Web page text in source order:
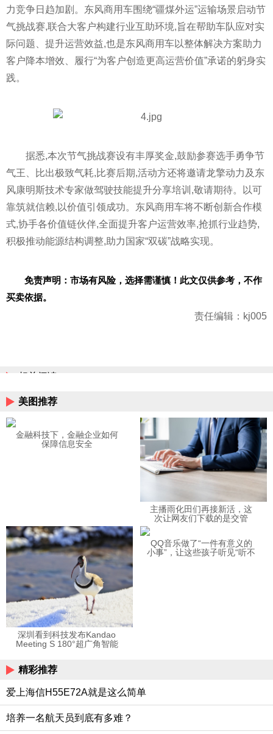
力竞争日趋加剧。东风商用车围绕“疆煤外运”运输场景启动节
气挑战赛,联合大客户构建行业互助环境,旨在帮助车队应对实
际问题、提升运营效益,也是东风商用车以整体解决方案助力
客户降本增效、履行“为客户创造更高运营价值”承诺的躬身实
践。
据悉,本次节气挑战赛设有丰厚奖金,鼓励参赛选手勇争节
气王、比出极致气耗,比赛后期,活动方还将邀请龙擎动力及东
风康明斯技术专家做驾驶技能提升分享培训,敬请期待。以可
靠筑就信赖,以价值引领成功。东风商用车将不断创新合作模
式,协手各价值链伙伴,全面提升客户运营效率,抢抓行业趋势,
积极推动能源结构调整,助力 国家“双碳”战略实现。
免责声明：市场有风险，选择需谨慎！此文仅供参考，不作
买卖依据。
责任编辑：kj005
相关阅读
美图推荐
金融科技下，金融企业如何
保障信息安全
主播雨化田们再接新活，这
次让网友们下载的是交管
深圳看到科技发布Kandao
Meeting S 180°超广角智能
QQ音乐做了“一件有意义的
小事”，让这些孩子听见“听不
精彩推荐
爱上海信H55E72A就是这么简单
培养一名航天员到底有多难？